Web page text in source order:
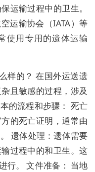
运输过程中的卫生。
运输协会（IATA）等
使用专用的遗体运输
样的？ 在国外运送遗
且敏感的过程，涉及
的流程和步骤： 死亡
的死亡证明，通常由
遗体处理：遗体需要
过程中的和卫生。这
行。 文件准备： 当地